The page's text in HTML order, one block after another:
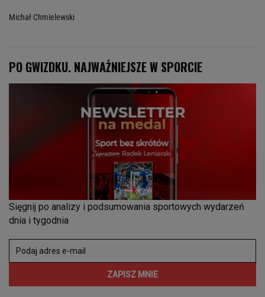
Michał Chmielewski